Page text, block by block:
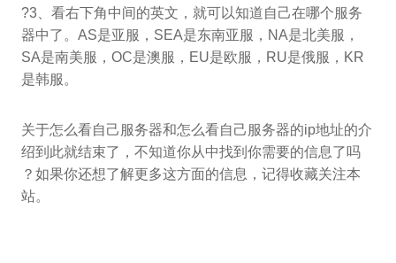
?3、看右下角中间的英文，就可以知道自己在哪个服务
器中了。AS是亚服，SEA是东南亚服，NA是北美服，
SA是南美服，OC是澳服，EU是欧服，RU是俄服，KR
是韩服。
关于怎么看自己服务器和怎么看自己服务器的ip地址的介
绍到此就结束了，不知道你从中找到你需要的信息了吗
？如果你还想了解更多这方面的信息，记得收藏关注本
站。